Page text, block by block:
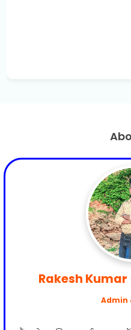
Rakesh
Admin